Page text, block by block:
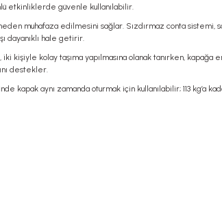
etkinliklerde güvenle kullanılabilir.
muhafaza edilmesini sağlar. Sızdırmaz conta sistemi,
dayanıklı hale getirir.
kolay taşıma yapılmasına olanak tanırken, kapağa
destekler.
kapak aynı zamanda oturmak için kullanılabilir; 113 kg’a